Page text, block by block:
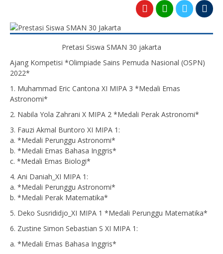
Pretasi Siswa SMAN 30 jakarta
Ajang Kompetisi *Olimpiade Sains Pemuda Nasional (OSPN)
2022*
1. Muhammad Eric Cantona XI MIPA 3 *Medali Emas
Astronomi*
2. Nabila Yola Zahrani X MIPA 2 *Medali Perak Astronomi*
3. Fauzi Akmal Buntoro XI MIPA 1:
a. *Medali Perunggu Astronomi*
b. *Medali Emas Bahasa Inggris*
c. *Medali Emas Biologi*
4. Ani Daniah_XI MIPA 1:
a. *Medali Perunggu Astronomi*
b. *Medali Perak Matematika*
5. Deko Susrididjo_XI MIPA 1 *Medali Perunggu Matematika*
6. Zustine Simon Sebastian S XI MIPA 1 :
a. *Medali Emas Bahasa Inggris*